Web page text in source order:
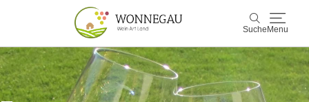
Suche Menu
Suche
Wonnegau